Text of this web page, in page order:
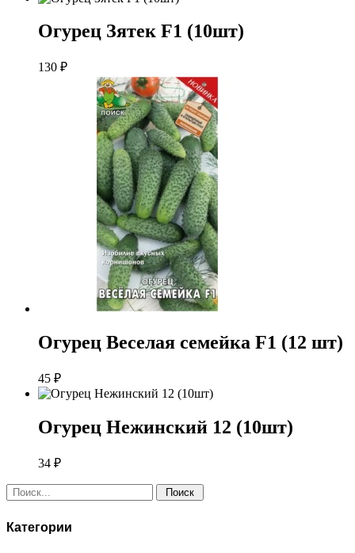
Огурец Зятек F1 (10шт)
130 ₽
Огурец Веселая семейка F1 (12 шт)
45 ₽
Огурец Нежинский 12 (10шт)
34 ₽
Поиск:
Категории